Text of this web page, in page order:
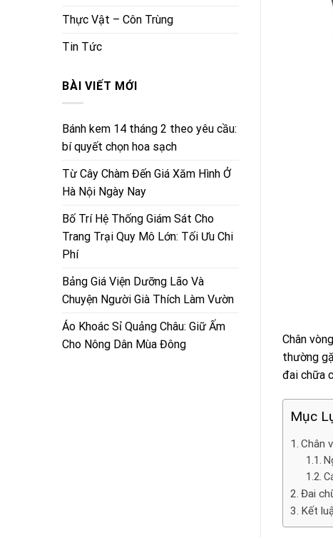
Thực Vật – Côn Trùng
Tin Tức
BÀI VIẾT MỚI
Bánh kem 14 tháng 2 theo yêu cầu:
bí quyết chọn hoa sạch
Từ Cây Chàm Đến Giá Xăm Hình Ở
Hà Nội Ngày Nay
Bố Trí Hệ Thống Giám Sát Cho
Trang Trại Quy Mô Lớn: Tối Ưu Chi
Phí
Bảng Giá Viện Dưỡng Lão Và
Chuyện Người Già Thích Làm Vườn
Áo Khoác Sỉ Quảng Châu: Giữ Ấm
Cho Nông Dân Mùa Đông
Chân
thường
đai chữa
Mục
Chân
Đai
Kết